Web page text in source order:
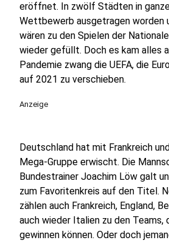
eröffnet. In zwölf Städten in
Wettbewerb ausgetragen worden
wären zu den Spielen der
wieder gefüllt. Doch es kam alles
Pandemie zwang die UEFA, die
auf 2021 zu verschieben.
Anzeige
Deutschland hat mit Frankreich
Mega-Gruppe erwischt. Die
Bundestrainer Joachim Löw galt
zum Favoritenkreis auf den Titel.
zählen auch Frankreich, England,
auch wieder Italien zu den Teams,
gewinnen können. Oder doch